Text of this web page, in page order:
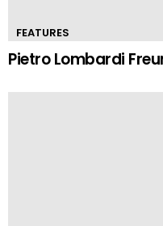
FEATURES
Pietro Lombardi